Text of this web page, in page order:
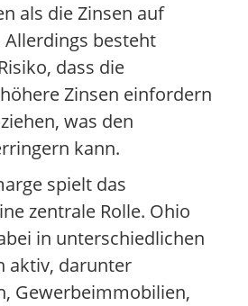
als die Zinsen auf
Allerdings besteht
dass die
Zinsen einfordern
was den
kann.
spielt das
zentrale Rolle. Ohio
in unterschiedlichen
aktiv, darunter
Gewerbeimmobilien,